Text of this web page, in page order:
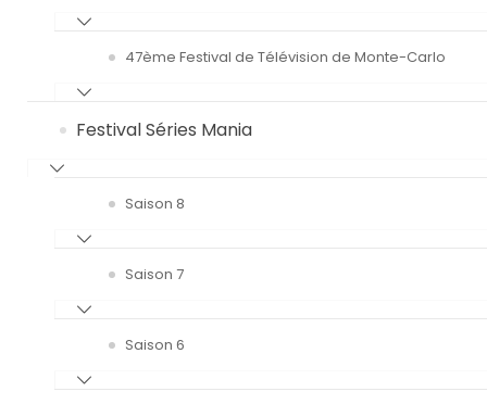
47ème Festival de Télévision de Monte-Carlo
Festival Séries Mania
Saison 8
Saison 7
Saison 6